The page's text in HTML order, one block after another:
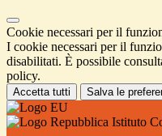
Cookie necessari per il
I cookie necessari per il
disabilitati. È possibile
policy.
Accetta tutti Salva le
Istituto